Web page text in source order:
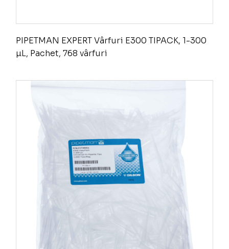
PIPETMAN EXPERT Vârfuri E300 TIPACK, 1-300
µL, Pachet, 768 vârfuri